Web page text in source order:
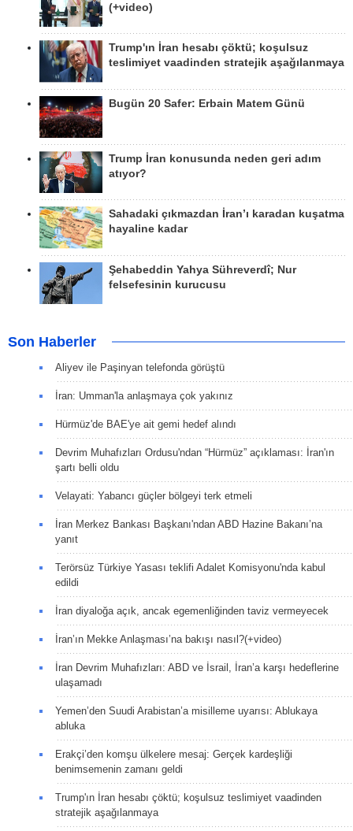
(+video)
Trump'ın İran hesabı çöktü; koşulsuz
teslimiyet vaadinden stratejik aşağılanmaya
Bugün 20 Safer: Erbain Matem Günü
Trump İran konusunda neden geri adım
atıyor?
Sahadaki çıkmazdan İran’ı karadan kuşatma
hayaline kadar
Şehabeddin Yahya Sühreverdî; Nur
felsefesinin kurucusu
Son Haberler
Aliyev ile Paşinyan telefonda görüştü
İran: Umman'la anlaşmaya çok yakınız
Hürmüz'de BAE'ye ait gemi hedef alındı
Devrim Muhafızları Ordusu'ndan “Hürmüz” açıklaması: İran'ın
şartı belli oldu
Velayati: Yabancı güçler bölgeyi terk etmeli
İran Merkez Bankası Başkanı'ndan ABD Hazine Bakanı’na
yanıt
Terörsüz Türkiye Yasası teklifi Adalet Komisyonu'nda kabul
edildi
İran diyaloğa açık, ancak egemenliğinden taviz vermeyecek
İran’ın Mekke Anlaşması’na bakışı nasıl?(+video)
İran Devrim Muhafızları: ABD ve İsrail, İran’a karşı hedeflerine
ulaşamadı
Yemen’den Suudi Arabistan’a misilleme uyarısı: Ablukaya
abluka
Erakçi’den komşu ülkelere mesaj: Gerçek kardeşliği
benimsemenin zamanı geldi
Trump'ın İran hesabı çöktü; koşulsuz teslimiyet vaadinden
stratejik aşağılanmaya